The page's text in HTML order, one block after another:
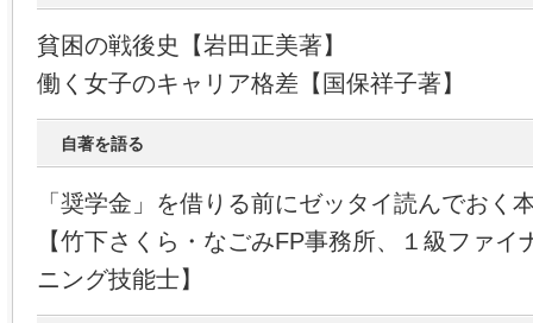
貧困の戦後史【岩田正美著】
働く女子のキャリア格差【国保祥子著】
自著を語る
「奨学金」を借りる前にゼッタイ読んでおく
【竹下さくら・なごみFP事務所、１級ファイ
ニング技能士】